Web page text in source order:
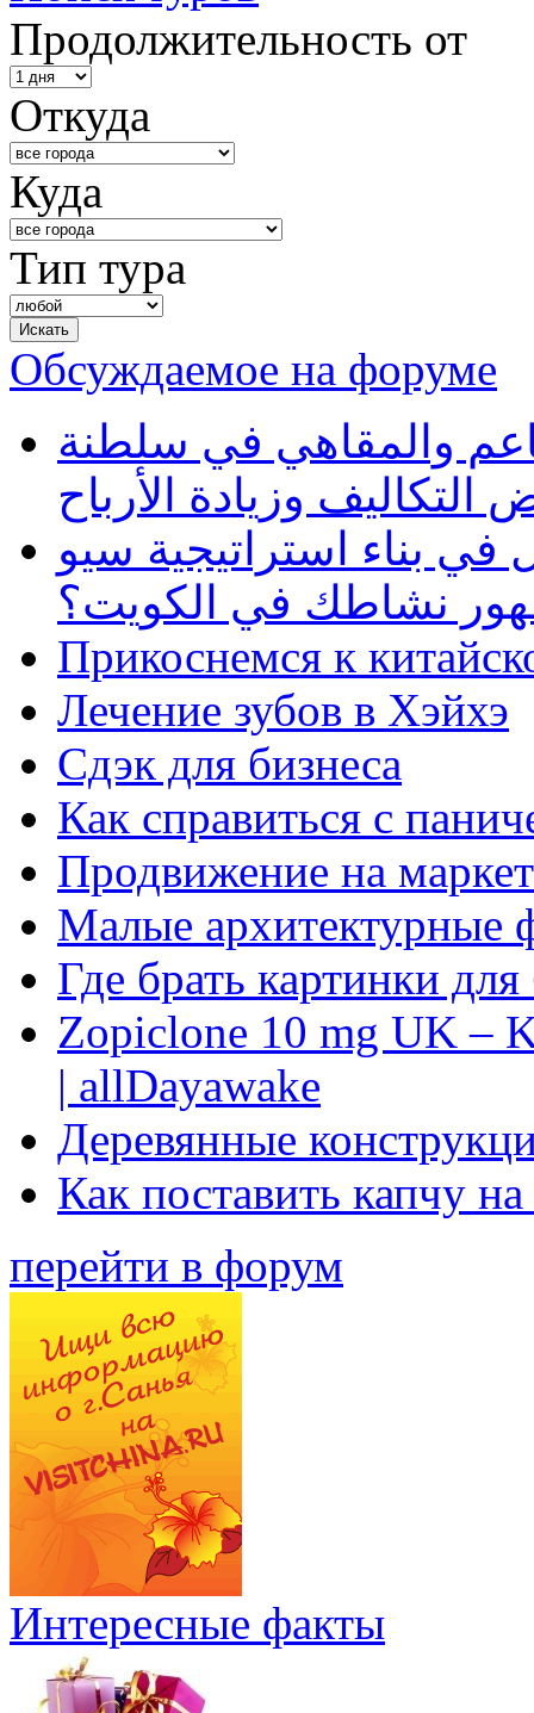
Продолжительность от
Откуда
Куда
Тип тура
Обсуждаемое на форуме
والمقاهي في سلطنة
وزيادة الأرباح
بناء استراتيجية سيو
نشاطك في الكويت؟
Прикоснемся к
Лечение зубов в Хэйхэ
Сдэк для бизнеса
Как справиться с
Продвижение на
Малые архитектурные
Где брать картинки
Zopiclone 10 mg UK –
| allDayawake
Деревянные
Как поставить капчу
перейти в форум
Интересные факты